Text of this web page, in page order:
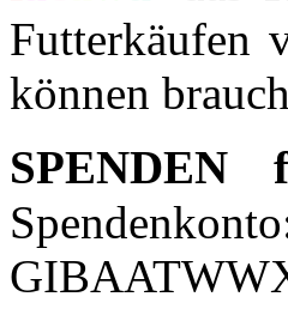
Futterkäufen
können
SPENDEN